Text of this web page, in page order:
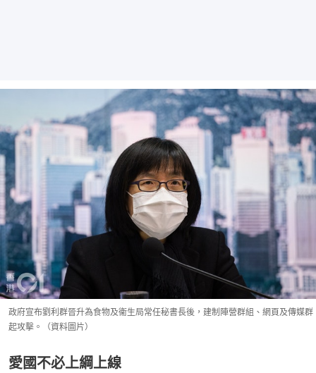
政府宣布劉利群晉升為食物及衞生局常任秘書長後，建制陣營群組、網頁及傳媒群
起攻擊。（資料圖片）
愛國不必上綱上線